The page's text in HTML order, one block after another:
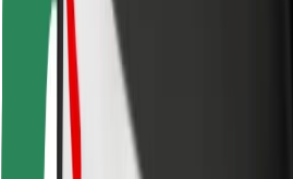
Városi megoldások
Repülőtér
Bolt töltőállomások
Súgó
Utasoknak